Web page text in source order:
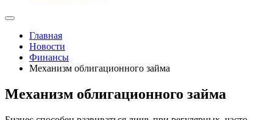
Главная
Новости
Финансы
Механизм облигационного займа
Механизм облигационного займа